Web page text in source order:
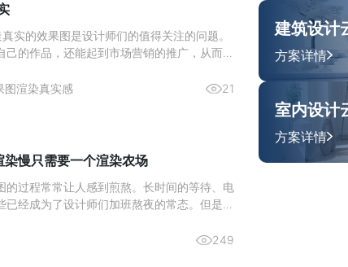
实的效果图是设计师们的值得关注的问题。
的作品，还能起到市场营销的推广，从而激
：依据物体特性选材质，如金属用“金属”明
图渲染真实感 21
慢只需要一个渲染农场
的过程常常让人感到煎熬。长时间的等待、电
经成为了设计师们加班熬夜的常态。但是，
决了本地渲染慢的问题，而且价格还非常划
249
建筑设计
方案详情
室内设计
方案详情